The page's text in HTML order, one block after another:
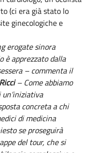
(ci era già stato lo
ginecologiche e
erogate sinora
è apprezzato dalla
– commenta il
– Come abbiamo
concreta a chi
di medicina
se proseguirà
del tour, che si